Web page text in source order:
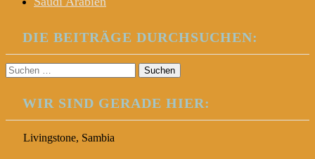
DIE BEITRÄGE DURCHSUCHEN:
Suchen
nach:
WIR SIND GERADE HIER:
Livingstone, Sambia